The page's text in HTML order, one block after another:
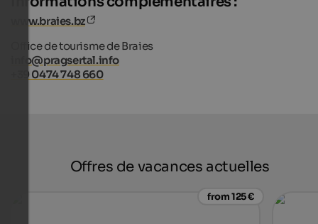
www.braies.bz
Office de tourisme de Braies
info@pragsertal.info
+39 0474 748 660
Offres de vacances actuelles
from 125 €